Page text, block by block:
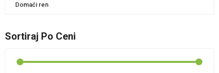
Domaći ren
Sortiraj Po Ceni